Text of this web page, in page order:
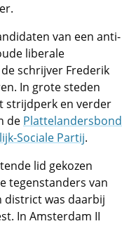
van een anti-
liberale
schrijver Frederik
In grote steden
strijdperk en verder
de Plattelandersbond
Sociale Partij.
lid gekozen
tegenstanders van
district was daarbij
In Amsterdam II